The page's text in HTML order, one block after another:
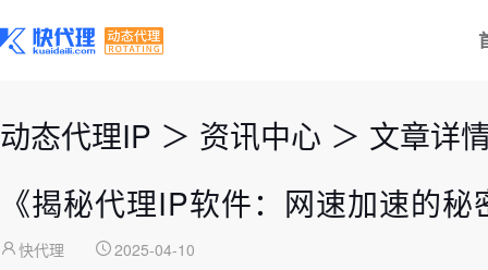
动态代理IP ＞ 资讯中心 ＞ 文章详
《揭秘代理IP软件：网速加速的
快代理 2025-04-10